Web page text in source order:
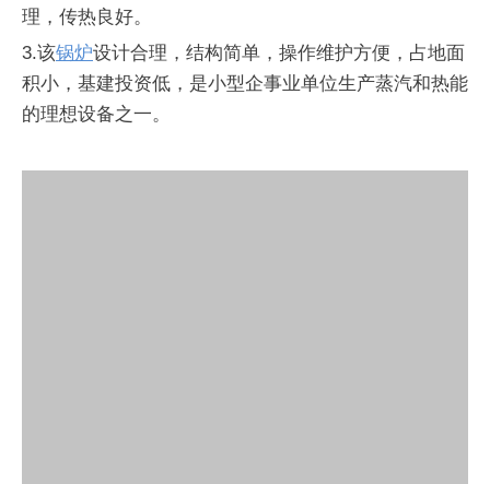
理，传热良好。
3.该锅炉设计合理，结构简单，操作维护方便，占地面
积小，基建投资低，是小型企事业单位生产蒸汽和热能
的理想设备之一。